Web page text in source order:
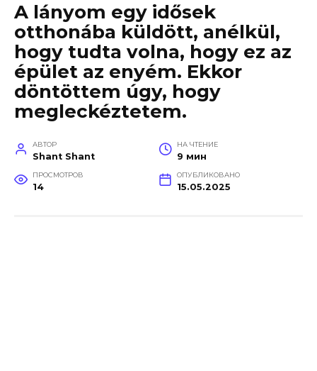
A lányom egy idősek
otthonába küldött, anélkül,
hogy tudta volna, hogy ez az
épület az enyém. Ekkor
döntöttem úgy, hogy
megleckéztetem.
АВТОР
Shant Shant
НА ЧТЕНИЕ
9 мин
ПРОСМОТРОВ
14
ОПУБЛИКОВАНО
15.05.2025